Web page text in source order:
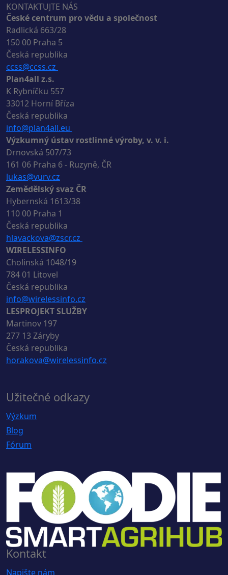
KONTAKTUJTE NÁS
České centrum pro vědu a společnost
Radlická 663/28
150 00 Praha 5
Česká republika
ccss@ccss.cz
Plan4all z.s.
K Rybníčku 557
33012 Horní Bříza
Česká republika
info@plan4all.eu
Výzkumný ústav rostlinné výroby, v. v. i.
Drnovská 507/73
161 06 Praha 6 - Ruzyně, ČR
lukas@vurv.cz
Zemědělský svaz ČR
Hybernská 1613/38
110 00 Praha 1
Česká republika
hlavackova@zscr.cz
WIRELESSINFO
Cholinská 1048/19
784 01 Litovel
Česká republika
info@wirelessinfo.cz
LESPROJEKT SLUŽBY
Martinov 197
277 13 Záryby
Česká republika
horakova@wirelessinfo.cz
Užitečné odkazy
Výzkum
Blog
Fórum
Kontakt
Napište nám